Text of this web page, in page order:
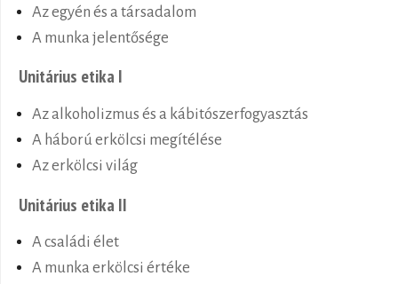
Az egyén és a társadalom
A munka jelentősége
Unitárius etika I
Az alkoholizmus és a kábitószerfogyasztás
A háború erkölcsi megítélése
Az erkölcsi világ
Unitárius etika II
A családi élet
A munka erkölcsi értéke